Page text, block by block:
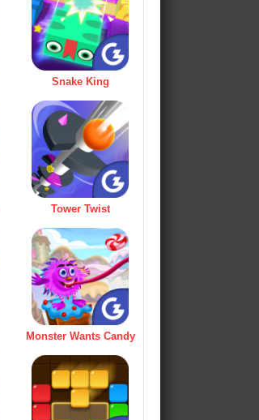
Snake King
Tower Twist
Monster Wants Candy